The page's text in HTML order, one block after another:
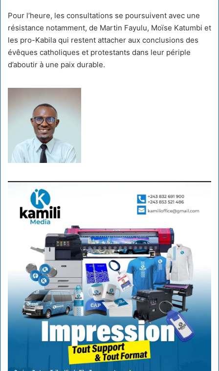
Pour l’heure, les consultations se poursuivent avec une
résistance notamment, de Martin Fayulu, Moïse Katumbi et
les pro-Kabila qui restent attacher aux conclusions des
évêques catholiques et protestants dans leur périple
d’aboutir à une paix durable.